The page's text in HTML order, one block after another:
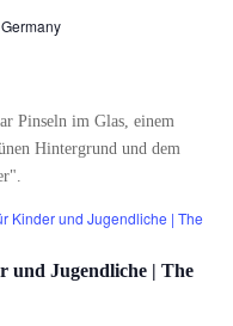
und Jugendliche | The
Kinder und Jugendliche | The